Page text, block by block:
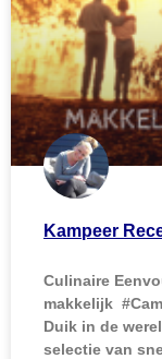
Kampeer
Culinaire
makkelijk
Duik in de
selectie van